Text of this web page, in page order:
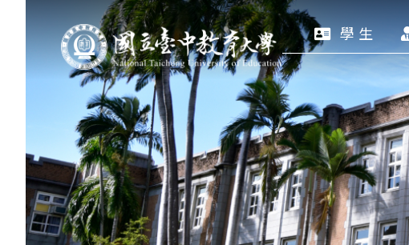
跳
至
主
塊
:::
學生